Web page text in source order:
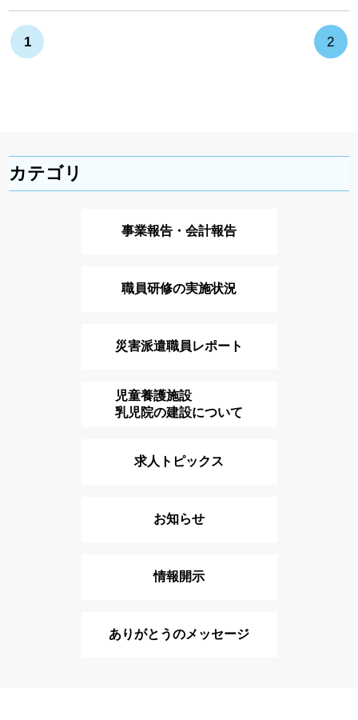
1 2
カテゴリ
事業報告・会計報告
職員研修の実施状況
災害派遣職員レポート
児童養護施設
乳児院の建設について
求人トピックス
お知らせ
情報開示
ありがとうのメッセージ